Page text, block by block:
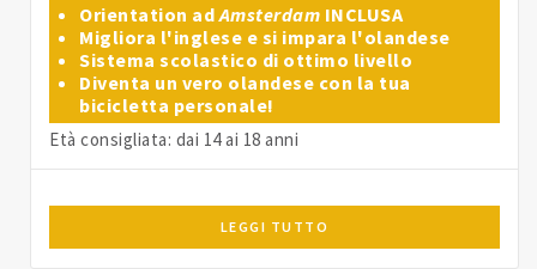
Orientation adAmsterdam INCLUSA
Migliora l'inglese e si impara l'olandese
Sistema scolastico di ottimo livello
Diventa un vero olandese con la tua
bicicletta personale!
Età consigliata: dai 14 ai 18 anni
LEGGI TUTTO